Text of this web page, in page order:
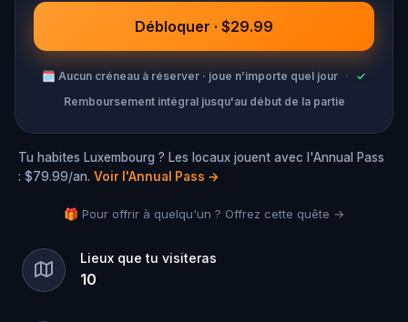
Débloquer · $29.99
🗓 Aucun créneau à réserver · joue n’importe quel jour ·
✓
Remboursement intégral jusqu'au début de la partie
Tu habites Luxembourg ? Les locaux jouent avec l'Annual Pass
: $79.99/an. Voir l'Annual Pass →
🎁 Pour offrir à quelqu'un ? Offrez cette quête →
Lieux que tu visiteras
10